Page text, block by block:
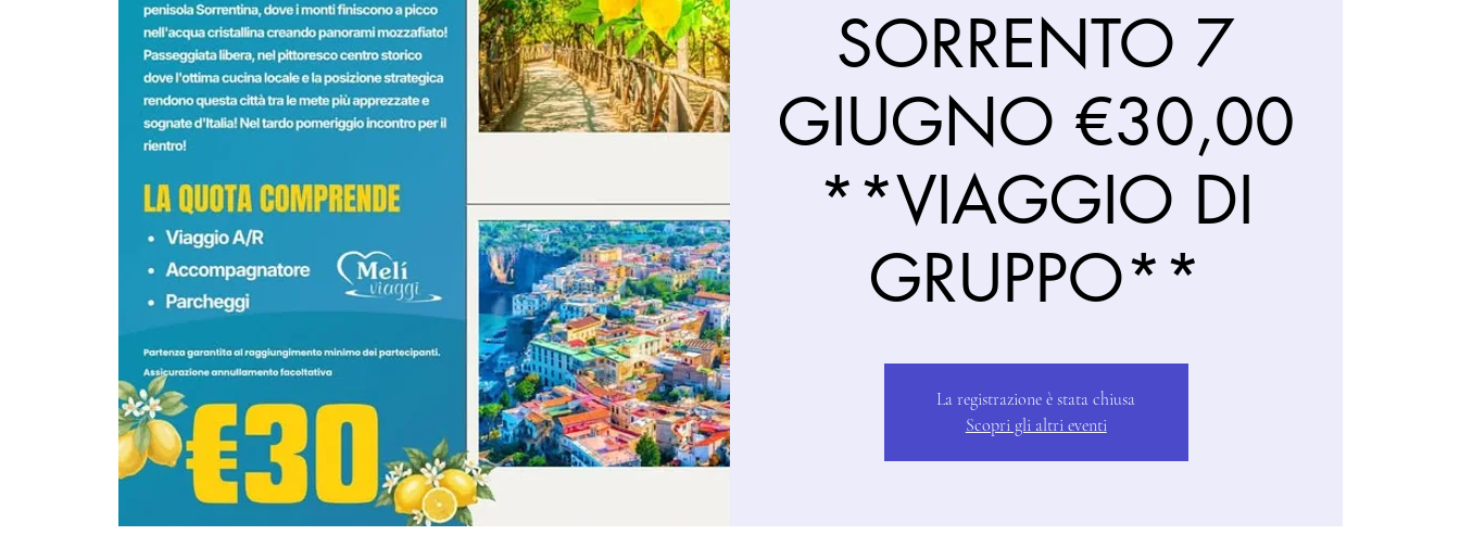
SORRENTO 7
GIUGNO €30,00
**VIAGGIO DI
GRUPPO**
La registrazione è stata chiusa
Scopri gli altri eventi